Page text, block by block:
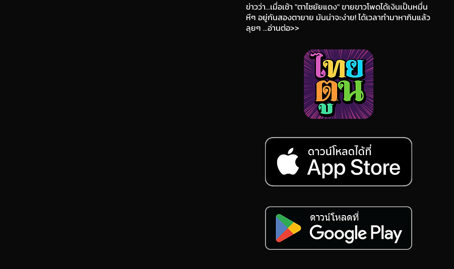
ข่าวว่า...เมื่อเช้า "ตาไซยัยแดง" ขายขาวโพดได้เงินเป็นหมื่น
หึๆ อยู่กันสองตายาย มันน่าจะง่าย! ได้เวลาทำมาหากินแล้ว
ลุยๆ ...อ่านต่อ>>